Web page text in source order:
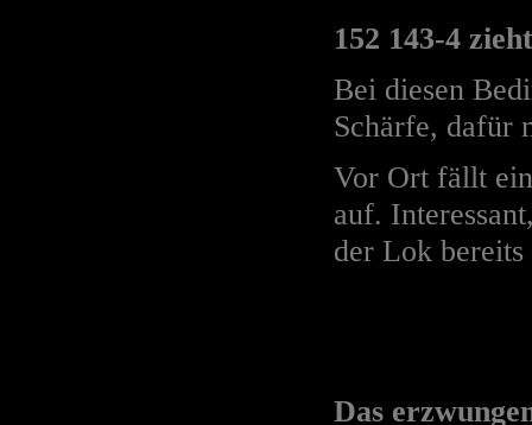
152 143-4
Bei diesen
Schärfe, dafür
Vor Ort fällt
auf.
der Lok
Das